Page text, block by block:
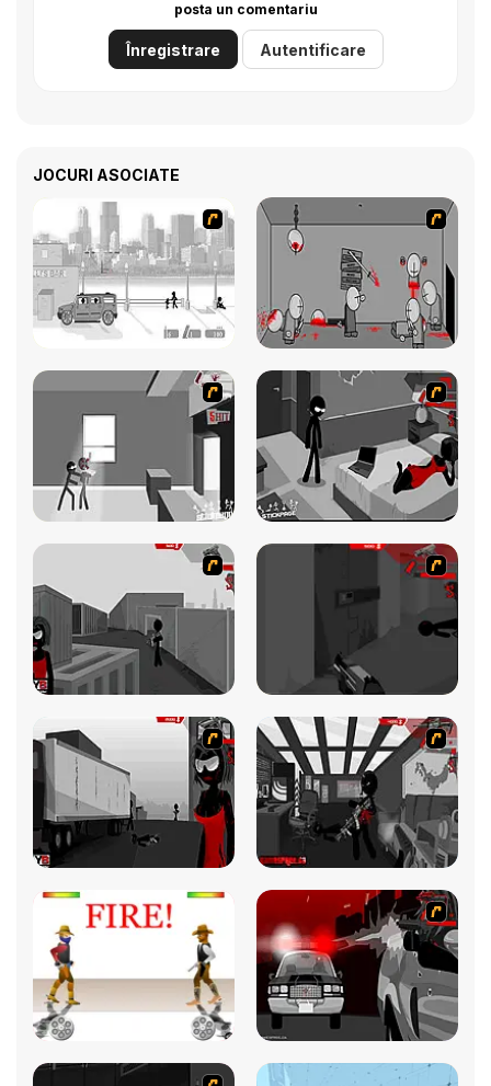
posta un comentariu
Înregistrare Autentificare
JOCURI ASOCIATE